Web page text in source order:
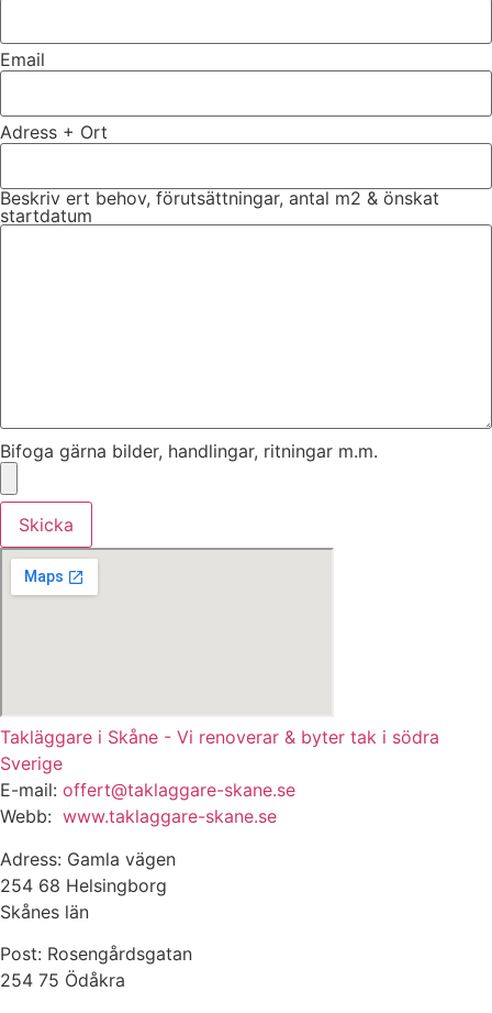
Email
Adress + Ort
Beskriv ert behov, förutsättningar, antal m2 & önskat
startdatum
Bifoga gärna bilder, handlingar, ritningar m.m.
Skicka
Takläggare i Skåne - Vi renoverar & byter tak i södra
Sverige
E-mail: offert@taklaggare-skane.se
Webb: www.taklaggare-skane.se
Adress: Gamla vägen
254 68 Helsingborg
Skånes län
Post: Rosengårdsgatan
254 75 Ödåkra